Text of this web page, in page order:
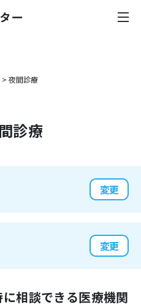
> 夜間診療
診療
変更
変更
相談できる医療機関